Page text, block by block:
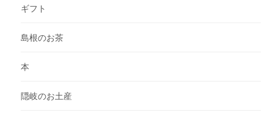
ギフト
島根のお茶
本
隠岐のお土産